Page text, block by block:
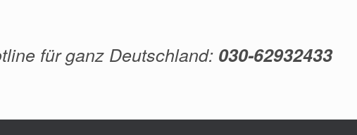
für ganz Deutschland: 030-62932433